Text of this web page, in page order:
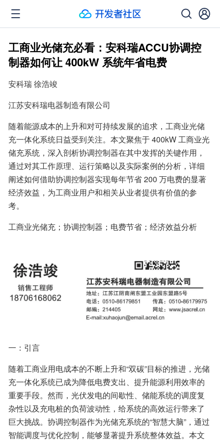
工商业光储充必看：安科瑞ACCU协调控
制器如何让 400kW 系统年省电费
安科瑞 徐浩竣
江苏安科瑞电器制造有限公司
随着能源成本的上升和对可持续发展的追求，工商业光储
充一体化系统日益受到关注。本文聚焦于 400kW 工商业光
储充系统，深入剖析协调控制器在其中发挥的关键作用，
通过对其工作原理、运行策略以及实际案例的分析，详细
阐述如何借助协调控制器实现每年节省 200 万电费的显著
经济效益，为工商业用户和相关从业者提供有价值的参
考。
工商业光储充；协调控制器；电费节省；经济效益分析
一：引言
随着工商业用电成本的不断上升和“双碳”目标的推进，光储
充一体化系统已成为降低电费支出、提升能源利用效率的
重要手段。然而，光伏发电的间歇性、储能系统的调度复
杂性以及充电桩的负荷波动性，给系统的高效运行带来了
巨大挑战。协调控制器作为光储充系统的“智慧大脑”，通过
智能调度与优化控制，能够显著提升系统整体效益。本文